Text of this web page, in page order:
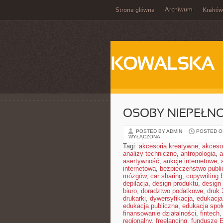
Strona główna Archiwum Kraków
KOWALSKA
OSOBY
POSTED BY ADMIN POSTED
WYŁĄCZONA
Tagi: akcesoria kreatywne,
analizy techniczne, antropologia,
asertywność, aukcje internetowe,
internetowa, bezpieczeństwo
mózgów, car sharing, copywriting
depilacja, design produktu, design
biuro, doradztwo podatkowe, druk
drukarki, dywersyfikacja,
edukacja publiczna, edukacja
finansowanie działalności, fintech,
regionalny, freelancing, fundusze